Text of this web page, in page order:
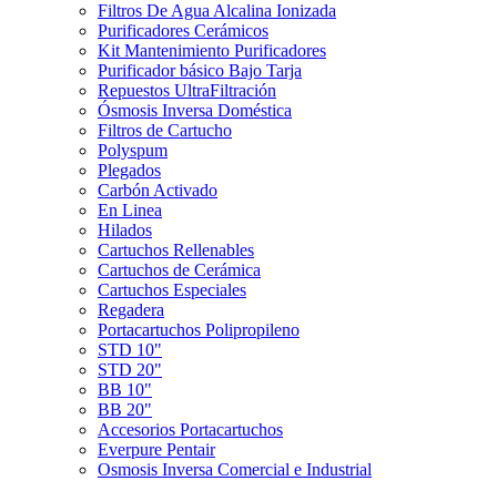
Filtros De Agua Alcalina Ionizada
Purificadores Cerámicos
Kit Mantenimiento Purificadores
Purificador básico Bajo Tarja
Repuestos UltraFiltración
Ósmosis Inversa Doméstica
Filtros de Cartucho
Polyspum
Plegados
Carbón Activado
En Linea
Hilados
Cartuchos Rellenables
Cartuchos de Cerámica
Cartuchos Especiales
Regadera
Portacartuchos Polipropileno
STD 10"
STD 20"
BB 10"
BB 20"
Accesorios Portacartuchos
Everpure Pentair
Osmosis Inversa Comercial e Industrial